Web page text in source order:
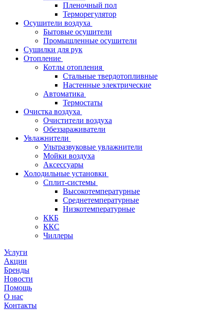
Пленочный пол
Терморегулятор
Осушители воздуха
Бытовые осушители
Промышленные осушители
Сушилки для рук
Отопление
Котлы отопления
Стальные твердотопливные
Настенные электрические
Автоматика
Термостаты
Очистка воздуха
Очистители воздуха
Обеззараживатели
Увлажнители
Ультразвуковые увлажнители
Мойки воздуха
Аксессуары
Холодильные установки
Сплит-системы
Высокотемпературные
Среднетемпературные
Низкотемпературные
ККБ
ККС
Чиллеры
Услуги
Акции
Бренды
Новости
Помощь
О нас
Контакты